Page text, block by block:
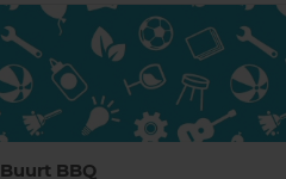
Buurt BBQ